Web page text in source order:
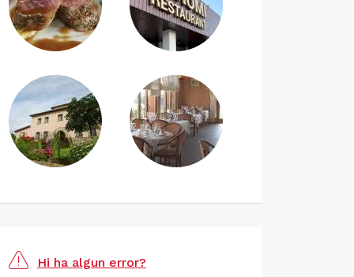
Hi ha algun error?